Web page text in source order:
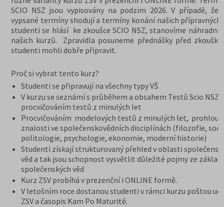
SCIO NSZ jsou vypisovány na podzim 2026. V případě,
vypsané termíny shodují a termíny konání našich přípravných
studenti se hlásí ke zkoušce SCIO NSZ, stanovíme náhradní
našich kurzů. Zpravidla posuneme přednášky před
studenti mohli dobře připravit.
Proč si vybrat tento kurz?
Studenti se připravují na všechny typy VŠ
V kurzu se seznámí s průběhem a obsahem Testů Scio NSZ
procvičováním testů z minulých let
Procvičováním modelových testů z minulých let,
znalosti ve společenskovědních disciplínách (filozofie,
politologie, psychologie, ekonomie, moderní historie)
Studenti získají strukturovaný přehled v oblasti
věd a tak jsou schopnost vysvětlit důležité pojmy ze
společenských věd
Kurz ZSV probíhá v prezenční i ONLINE formě.
V letošním roce dostanou studenti v rámci kurzu poštou
ZSV a časopis Kam Po Maturitě.